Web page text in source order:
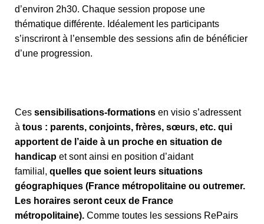
d’environ 2h30. Chaque session propose une
thématique différente. Idéalement les participants
s’inscriront à l’ensemble des sessions afin de bénéficier
d’une progression.
Ces sensibilisations-formations en visio s’adressent
à tous : parents, conjoints, frères, sœurs, etc. qui
apportent de l’aide à un proche en situation de
handicap et sont ainsi en position d’aidant
familial, quelles que soient leurs situations
géographiques (France métropolitaine ou outremer.
Les horaires seront ceux de France
métropolitaine). Comme toutes les sessions RePairs